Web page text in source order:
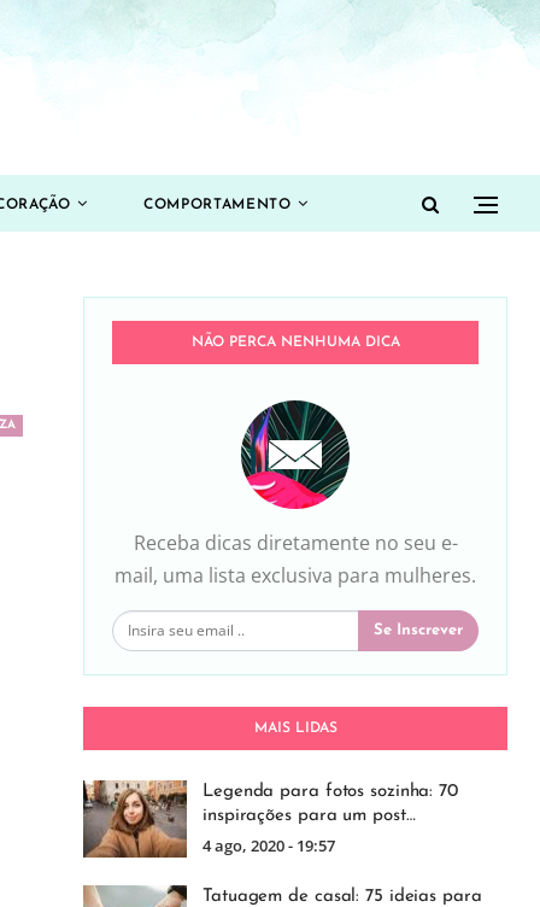
COMPORTAMENTO
NÃO PERCA NENHUMA DICA
Receba dicas diretamente no seu e-
mail, uma lista exclusiva para mulheres.
Se Inscrever
MAIS LIDAS
Legenda para fotos sozinha: 70
inspirações para um post…
4 ago, 2020 - 19:57
Tatuagem de casal: 75 ideias para